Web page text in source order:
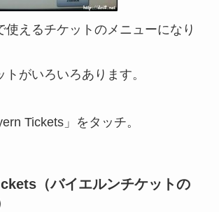
使えるチケットのメニューになり
がいろいろあります。
Tickets」をタッチ。
（バイエルンチケットの